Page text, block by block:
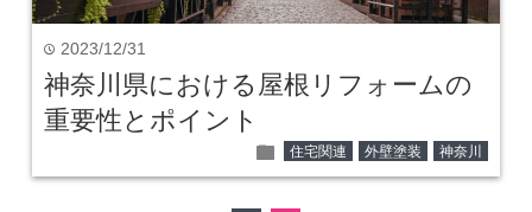
time 2023/12/31
神奈川県における屋根リフォームの
重要性とポイント
folder 住宅関連 外壁塗装 神奈川